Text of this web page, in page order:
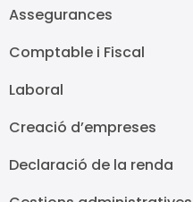
Assegurances
Comptable i Fiscal
Laboral
Creació d’empreses
Declaració de la renda